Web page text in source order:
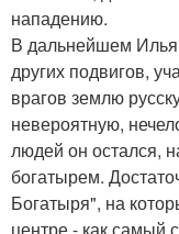
нападению.
В дальнейшем
других подвигов,
врагов землю
невероятную,
людей он остался,
богатырем.
Богатыря", на